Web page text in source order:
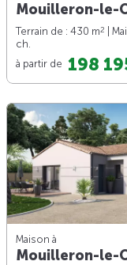
Mouilleron-le-
Terrain de : 430 m2 |
ch.
à partir de 198
Maison à
Mouilleron-le-